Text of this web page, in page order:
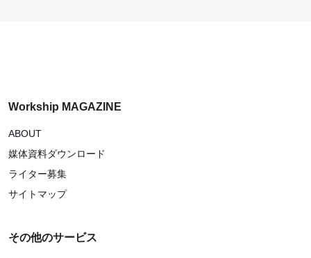
Workship MAGAZINE
ABOUT
媒体資料ダウンロード
ライター募集
サイトマップ
その他のサービス